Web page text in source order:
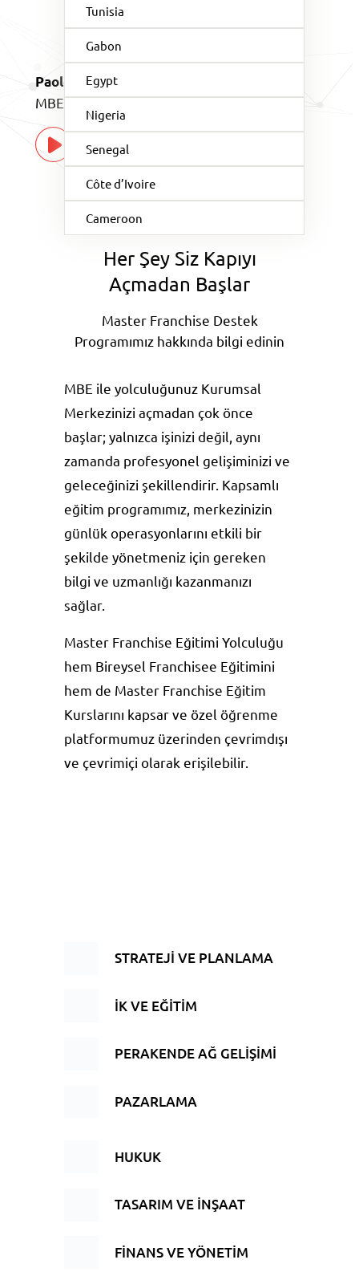
Tunisia
Gabon
Egypt
Nigeria
Senegal
Côte d’Ivoire
Cameroon
Paolo Fiorelli
MBE Worldwide Chairman and CEO
Watch now
DESTEK VE EĞİTİM
Her Şey Siz Kapıyı
Açmadan Başlar
Master Franchise Destek
Programımız hakkında bilgi edinin
MBE ile yolculuğunuz Kurumsal
Merkezinizi açmadan çok önce
başlar; yalnızca işinizi değil, aynı
zamanda profesyonel gelişiminizi ve
geleceğinizi şekillendirir. Kapsamlı
eğitim programımız, merkezinizin
günlük operasyonlarını etkili bir
şekilde yönetmeniz için gereken
bilgi ve uzmanlığı kazanmanızı
sağlar.
Master Franchise Eğitimi Yolculuğu
hem Bireysel Franchisee Eğitimini
hem de Master Franchise Eğitim
Kurslarını kapsar ve özel öğrenme
platformumuz üzerinden çevrimdışı
ve çevrimiçi olarak erişilebilir.
STRATEJİ VE PLANLAMA
İK VE EĞİTİM
PERAKENDE AĞ GELİŞİMİ
PAZARLAMA
HUKUK
TASARIM VE İNŞAAT
FİNANS VE YÖNETİM